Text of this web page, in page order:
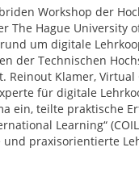
Workshop der
The Hague University
um digitale
der Technischen
Reinout Klamer,
für digitale
ein, teilte praktische
Learning“
praxisorientierte